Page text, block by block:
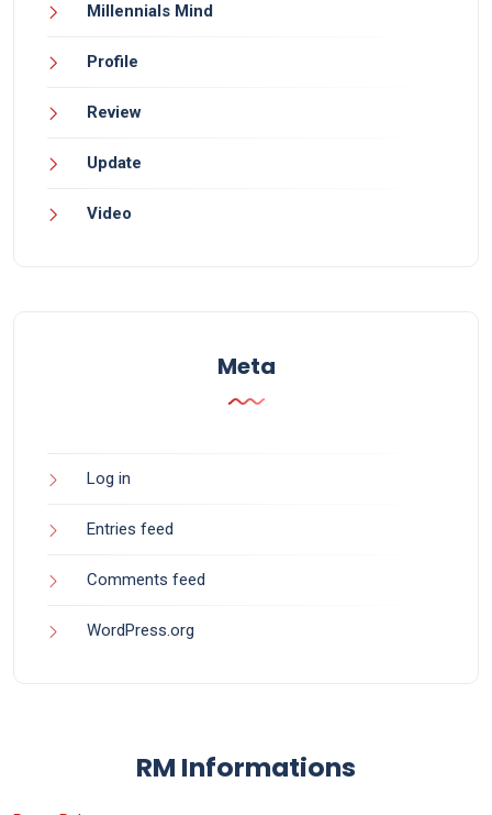
Millennials Mind
Profile
Review
Update
Video
Meta
Log in
Entries feed
Comments feed
WordPress.org
RM Informations